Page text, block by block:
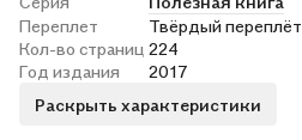
Переплет
Твёрдый переплёт
Кол-во страниц 224
Год издания
2017
Раскрыть характеристики